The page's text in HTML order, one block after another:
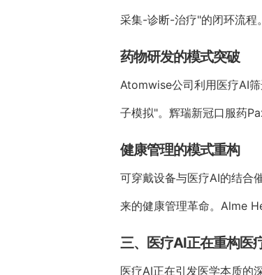
采集-诊断-治疗"的闭环流程。
药物研发的模式突破
Atomwise公司利用医疗AI
子模拟"。辉瑞新冠口服药
健康管理的模式重构
可穿戴设备与医疗AI的结合
来的健康管理革命。Alme
三、医疗AI正在重构医
医疗AI正在引发医学本质的